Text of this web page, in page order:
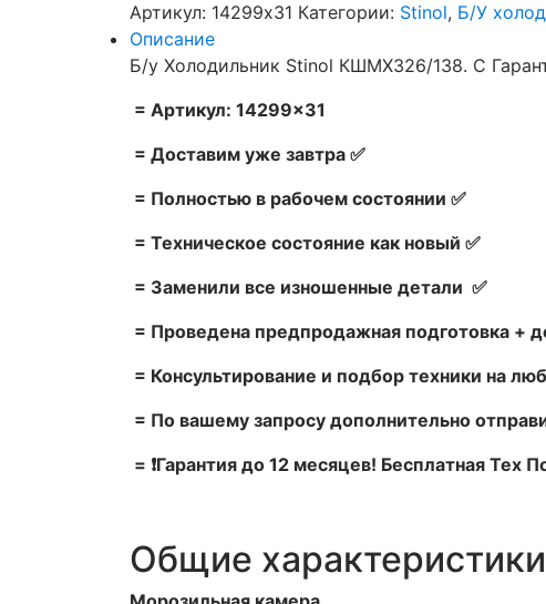
Артикул: 14299x31 Категории: Stinol, Б/У
Описание
Б/у Холодильник Stinol КШМХ326/138. С
= Артикул: 14299×31
= Доставим уже завтра ✅
= Полностью в рабочем состоянии ✅
= Техническое состояние как новый ✅
= Заменили все изношенные детали ✅
= Проведена предпродажная подготовка +
= Консультирование и подбор техники на
= По вашему запросу дополнительно
= ❗Гарантия до 12 месяцев! Бесплатная
Общие характеристики